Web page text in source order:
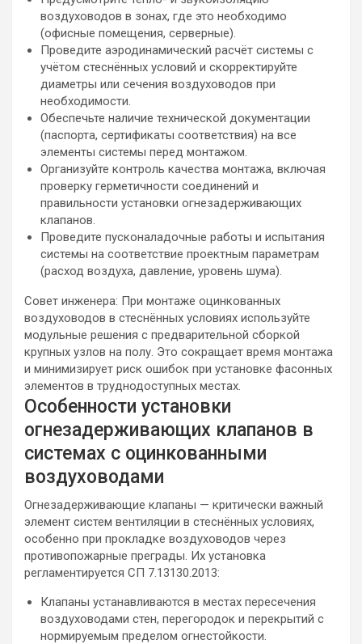
воздуховодов в зонах, где это необходимо
(офисные помещения, серверные).
Проведите аэродинамический расчёт системы с
учётом стеснённых условий и скорректируйте
диаметры или сечения воздуховодов при
необходимости.
Обеспечьте наличие технической документации
(паспорта, сертификаты соответствия) на все
элементы системы перед монтажом.
Организуйте контроль качества монтажа, включая
проверку герметичности соединений и
правильности установки огнезадерживающих
клапанов.
Проведите пусконаладочные работы и испытания
системы на соответствие проектным параметрам
(расход воздуха, давление, уровень шума).
Совет инженера: При монтаже оцинкованных
воздуховодов в стеснённых условиях используйте
модульные решения с предварительной сборкой
крупных узлов на полу. Это сокращает время монтажа
и минимизирует риск ошибок при установке фасонных
элементов в труднодоступных местах.
Особенности установки
огнезадерживающих клапанов в
системах с оцинкованными
воздуховодами
Огнезадерживающие клапаны — критически важный
элемент систем вентиляции в стеснённых условиях,
особенно при прокладке воздуховодов через
противопожарные преграды. Их установка
регламентируется СП 7.13130.2013:
Клапаны устанавливаются в местах пересечения
воздуховодами стен, перегородок и перекрытий с
нормируемым пределом огнестойкости.